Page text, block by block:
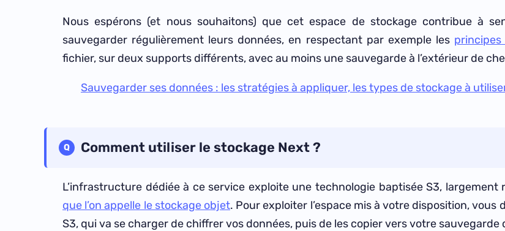
Nous espérons (et nous souhaitons) que cet espace de stockage contribue à
sauvegarder régulièrement leurs données, en respectant par exemple les
fichier, sur deux supports différents, avec au moins une sauvegarde à l’extérieur de
Sauvegarder ses données : les stratégies à appliquer, les types de stockage à
Comment utiliser le stockage Next ?
L’infrastructure dédiée à ce service exploite une technologie baptisée S3, largement
que l’on appelle le stockage objet. Pour exploiter l’espace mis à votre disposition,
S3, qui va se charger de chiffrer vos données, puis de les copier vers votre sauvegarde